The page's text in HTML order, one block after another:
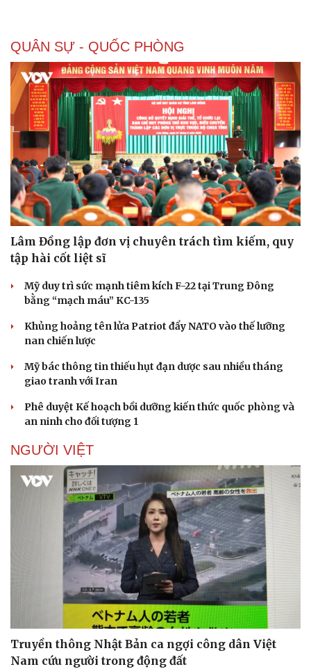
Dinh dưỡng - món ngon
Cây thuốc
Sản phụ khoa
Làm đẹp - giảm cân
Phòng mạch online
Ăn sạch sống khỏe
Blog
Tình yêu - Gia đình
QUÂN SỰ - QUỐC PHÒNG
Lâm Đồng lập đơn vị chuyên trách tìm kiếm, quy
tập hài cốt liệt sĩ
Mỹ duy trì sức mạnh tiêm kích F-22 tại Trung Đông
bằng “mạch máu” KC-135
Khủng hoảng tên lửa Patriot đẩy NATO vào thế lưỡng
nan chiến lược
Mỹ bác thông tin thiếu hụt đạn dược sau nhiều tháng
giao tranh với Iran
Phê duyệt Kế hoạch bồi dưỡng kiến thức quốc phòng và
an ninh cho đối tượng 1
NGƯỜI VIỆT
Truyền thông Nhật Bản ca ngợi công dân Việt
Nam cứu người trong động đất